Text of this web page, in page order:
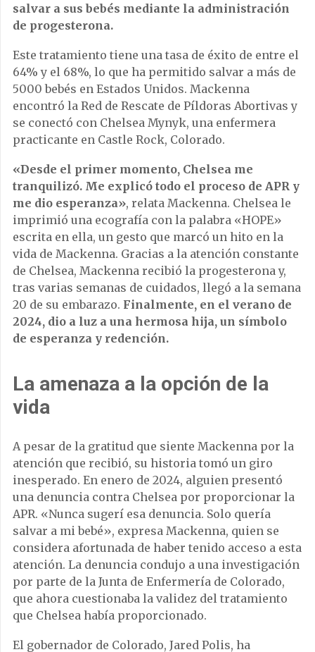
salvar a sus bebés mediante la administración
de progesterona.
Este tratamiento tiene una tasa de éxito de entre el
64% y el 68%, lo que ha permitido salvar a más de
5000 bebés en Estados Unidos. Mackenna
encontró la Red de Rescate de Píldoras Abortivas y
se conectó con Chelsea Mynyk, una enfermera
practicante en Castle Rock, Colorado.
«Desde el primer momento, Chelsea me
tranquilizó. Me explicó todo el proceso de APR y
me dio esperanza», relata Mackenna. Chelsea le
imprimió una ecografía con la palabra «HOPE»
escrita en ella, un gesto que marcó un hito en la
vida de Mackenna. Gracias a la atención constante
de Chelsea, Mackenna recibió la progesterona y,
tras varias semanas de cuidados, llegó a la semana
20 de su embarazo. Finalmente, en el verano de
2024, dio a luz a una hermosa hija, un símbolo
de esperanza y redención.
La amenaza a la opción de la
vida
A pesar de la gratitud que siente Mackenna por la
atención que recibió, su historia tomó un giro
inesperado. En enero de 2024, alguien presentó
una denuncia contra Chelsea por proporcionar la
APR. «Nunca sugerí esa denuncia. Solo quería
salvar a mi bebé», expresa Mackenna, quien se
considera afortunada de haber tenido acceso a esta
atención. La denuncia condujo a una investigación
por parte de la Junta de Enfermería de Colorado,
que ahora cuestionaba la validez del tratamiento
que Chelsea había proporcionado.
El gobernador de Colorado, Jared Polis, ha